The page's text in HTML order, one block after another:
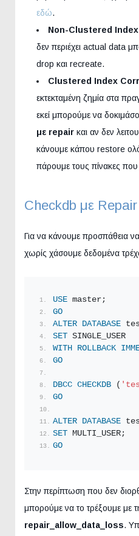
εδώ.
Non-Clustered
δεν περιέχει actual data
drop και recreate.
Clustered Index
εκτεκταμένη ζημία στα
εκεί μπορούμε να
με repair και αν δεν
κάνουμε κάπου restore
πάρουμε τους πίνακες
Checkdb με Repair
Για να κάνουμε προσπάθεια
χωρίς χάσουμε δεδομένα
USE master;
GO
ALTER
DATABASE
SET SINGLE_USER
WITH
ROLLBACK
GO
DBCC CHECKDB (
GO
ALTER DATABASE
SET MULTI_USER;
GO
Στην περίπτωση που δεν
μπορούμε να το τρέξουμε με
repair_allow_data_loss.